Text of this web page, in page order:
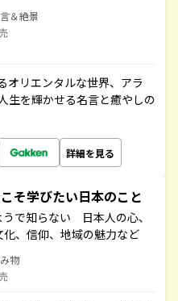
＆絶景
オリエンタルな世界、アラ
生を輝かせる名言と癒やしの
詳細を見る
そ学びたい日本のこと
うで知らない 日本人の心、
、信仰、地域の魅力など
物